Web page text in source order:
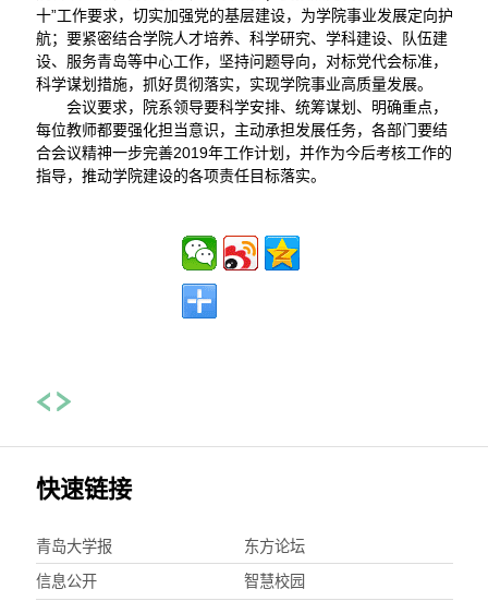
十”工作要求，切实加强党的基层建设，为学院事业发展定向护
航；要紧密结合学院人才培养、科学研究、学科建设、队伍建
设、服务青岛等中心工作，坚持问题导向，对标党代会标准，
科学谋划措施，抓好贯彻落实，实现学院事业高质量发展。
会议要求，院系领导要科学安排、统筹谋划、明确重点，
每位教师都要强化担当意识，主动承担发展任务，各部门要结
合会议精神一步完善2019年工作计划，并作为今后考核工作的
指导，推动学院建设的各项责任目标落实。
快速链接
青岛大学报 东方论坛
信息公开 智慧校园